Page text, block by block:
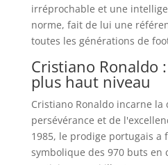
irréprochable et une
norme, fait de lui une
toutes les générations de
Cristiano Ronaldo
plus haut niveau
Cristiano Ronaldo incarne
persévérance et de
1985, le prodige portugais a
symbolique des 970 buts en